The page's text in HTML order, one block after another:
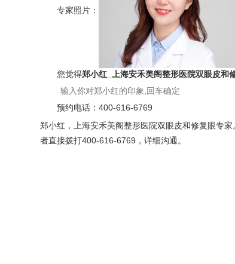
专家照片：
您觉得郑小红_上海安禾美阁整形医院双眼皮和
预约电话：400-616-6769
郑小红，上海安禾美阁整形医院双眼皮和修复眼专
者直接拨打400-616-6769，详细沟通。